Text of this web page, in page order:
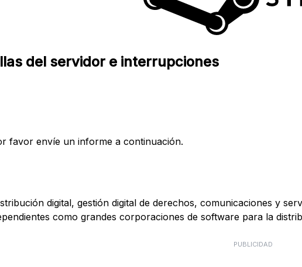
del servidor e interrupciones
favor envíe un informe a continuación.
digital, gestión digital de derechos, comunicaciones y
como grandes corporaciones de software para la
PUBLICIDAD